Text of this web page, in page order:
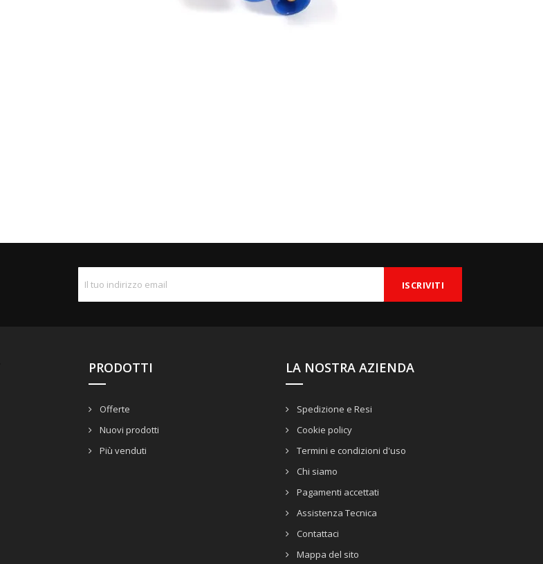
PRODOTTI
Offerte
Nuovi prodotti
Più venduti
LA NOSTRA AZIENDA
Spedizione e Resi
Cookie policy
Termini e condizioni d'uso
Chi siamo
Pagamenti accettati
Assistenza Tecnica
Contattaci
Mappa del sito